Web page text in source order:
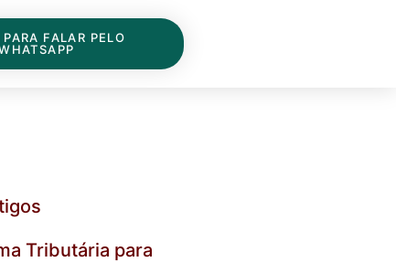
FALAR PELO
Tributária para